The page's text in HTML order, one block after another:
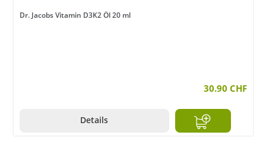
Dr. Jacobs Vitamin D3K2 Öl 20 ml
30.90 CHF
Details